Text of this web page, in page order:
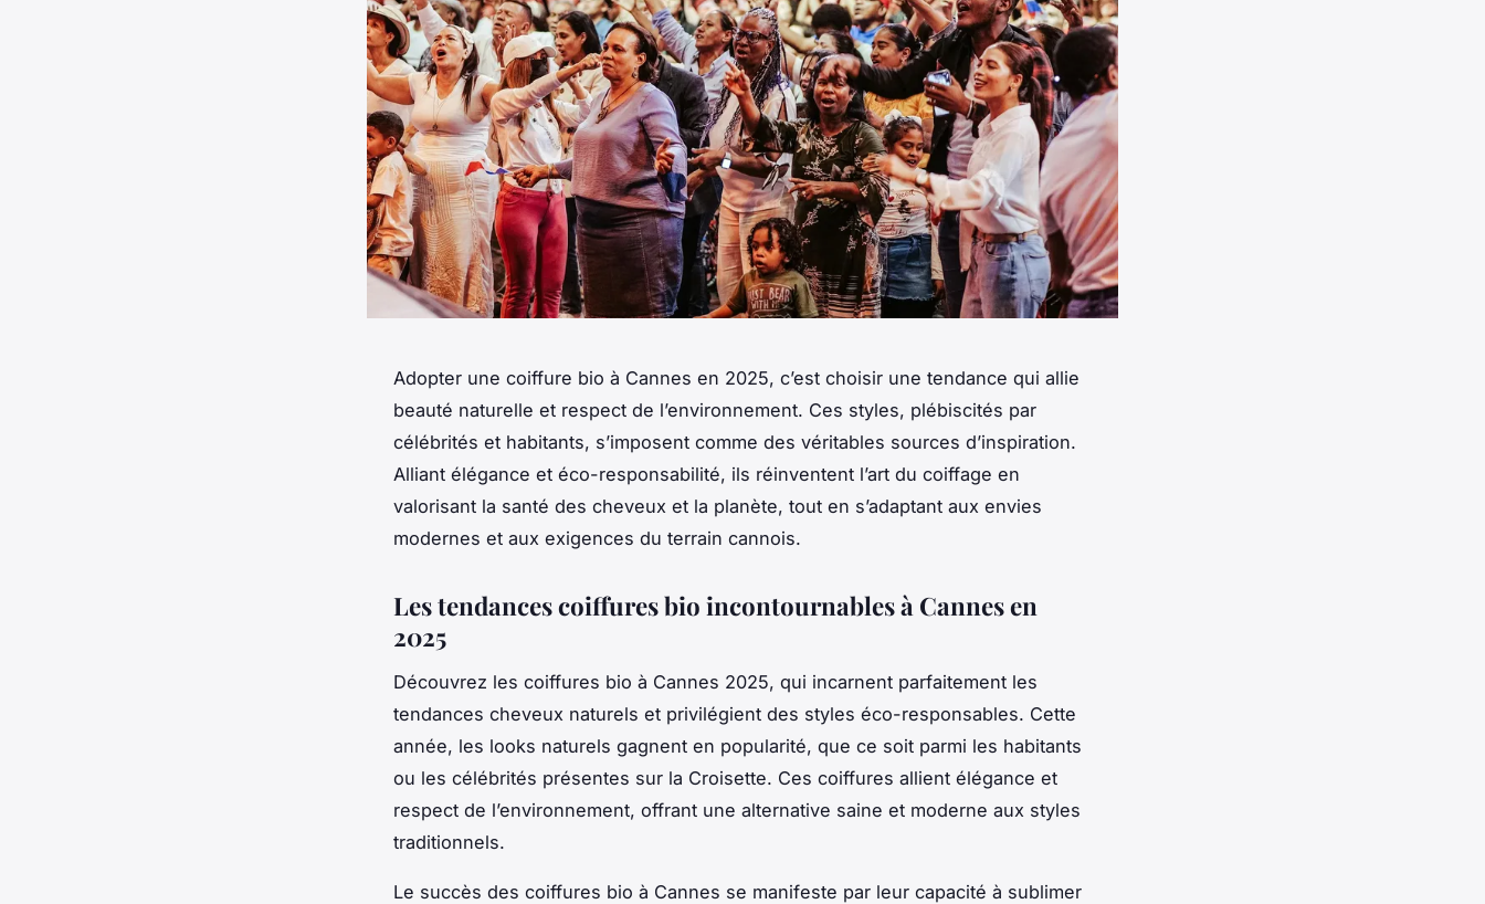
Adopter une coiffure bio à Cannes en 2025, c’est choisir une tendance qui allie
beauté naturelle et respect de l’environnement. Ces styles, plébiscités par
célébrités et habitants, s’imposent comme des véritables sources d’inspiration.
Alliant élégance et éco-responsabilité, ils réinventent l’art du coiffage en
valorisant la santé des cheveux et la planète, tout en s’adaptant aux envies
modernes et aux exigences du terrain cannois.
Les tendances coiffures bio incontournables à Cannes en
2025
Découvrez les coiffures bio à Cannes 2025, qui incarnent parfaitement les
tendances cheveux naturels et privilégient des styles éco-responsables. Cette
année, les looks naturels gagnent en popularité, que ce soit parmi les habitants
ou les célébrités présentes sur la Croisette. Ces coiffures allient élégance et
respect de l’environnement, offrant une alternative saine et moderne aux styles
traditionnels.
Le succès des coiffures bio à Cannes se manifeste par leur capacité à sublimer